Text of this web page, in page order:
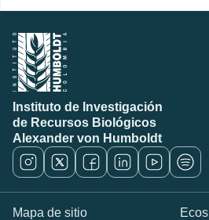
Instituto de Investigación
de Recursos Biológicos
Alexander von Humboldt
Mapa de sitio